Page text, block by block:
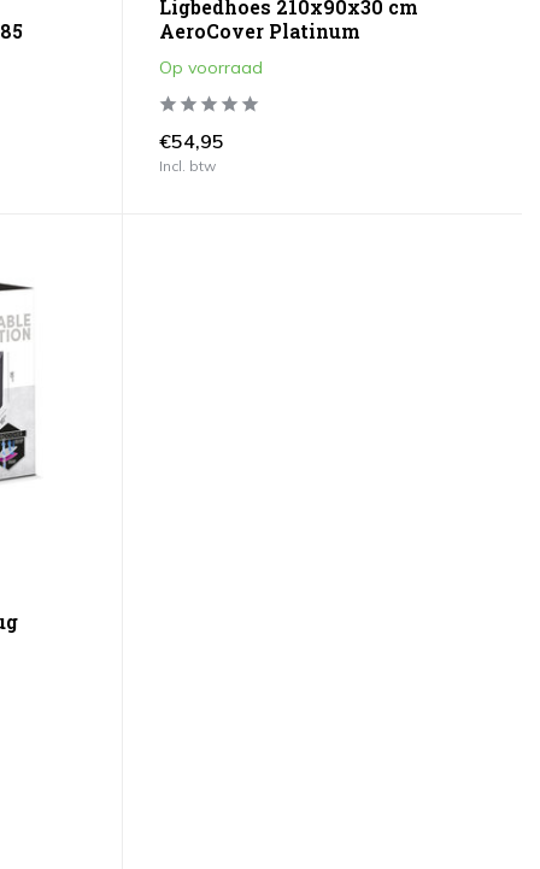
Ligbedhoes 210x90x30 cm
AeroCover Platinum
Op voorraad
€54,95
Incl. btw